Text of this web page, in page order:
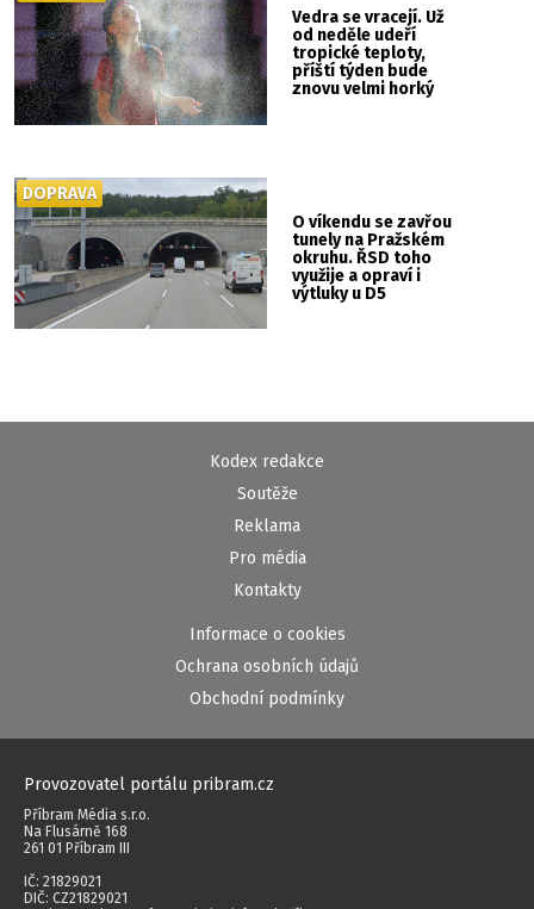
Vedra se vracejí. Už
od neděle udeří
tropické teploty,
příští týden bude
znovu velmi horký
O víkendu se zavřou
tunely na Pražském
okruhu. ŘSD toho
využije a opraví i
výtluky u D5
DOPRAVA
Kodex redakce
Soutěže
Reklama
Pro média
Kontakty
Informace o cookies
Ochrana osobních údajů
Obchodní podmínky
Provozovatel portálu pribram.cz
Příbram Média s.r.o.
Na Flusárně 168
261 01 Příbram III
IČ: 21829021
DIČ: CZ21829021